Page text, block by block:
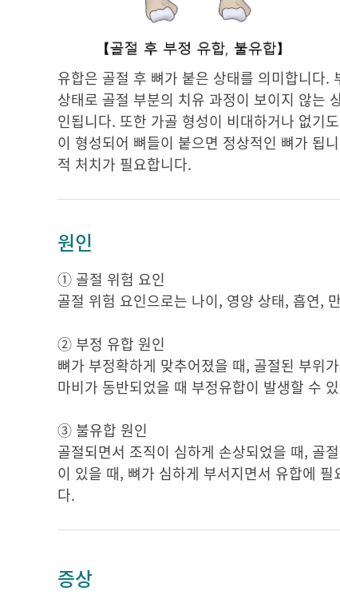
유합은 골절 후 뼈가 붙은 상태를 의미합니다
상태로 골절 부분의 치유 과정이 보이지 않는
인됩니다. 또한 가골 형성이 비대하거나 없기
이 형성되어 뼈들이 붙으면 정상적인 뼈가 됩
적 처치가 필요합니다.
원인
① 골절 위험 요인
골절 위험 요인으로는 나이, 영양 상태, 흡연,
② 부정 유합 원인
뼈가 부정확하게 맞추어졌을 때, 골절된 부위
마비가 동반되었을 때 부정유합이 발생할 수
③ 불유합 원인
골절되면서 조직이 심하게 손상되었을 때, 골
이 있을 때, 뼈가 심하게 부서지면서 유합에
다.
증상